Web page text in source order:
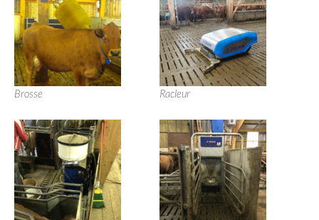
Brosse Racleur